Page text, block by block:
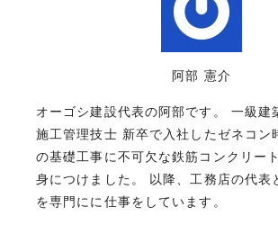
阿部 憲介
オーゴシ建設代表の阿部です。 一級建
施工管理技士 新卒で入社したゼネコン
の基礎工事に不可欠な鉄筋コンクリー
身につけました。 以降、工務店の代表
を専門にに仕事をしています。